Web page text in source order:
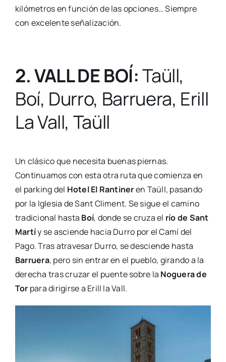
kilómetros en función de las opciones… Siempre
con excelente señalización.
2. VALL DE BOÍ:Taüll,
Boí, Durro, Barruera, Erill
La Vall, Taüll
Un clásico que necesita buenas piernas.
Continuamos con esta otra ruta que comienza en
el parking del Hotel El Rantineren Taüll, pasando
por la Iglesia de Sant Climent. Se sigue el camino
tradicional hasta Boí, donde se cruza el río de Sant
Martíy se asciende hacia Durro por el Camí del
Pago. Tras atravesar Durro, se desciende hasta
Barruera, pero sin entrar en el pueblo, girando a la
derecha tras cruzar el puente sobre la Noguera de
Tor para dirigirse a Erill la Vall.